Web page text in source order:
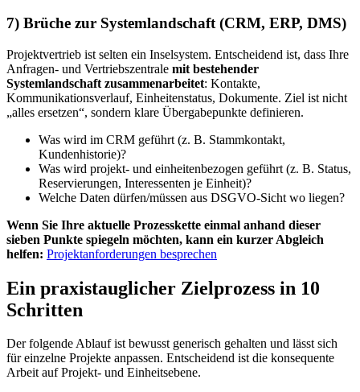
7) Brüche zur Systemlandschaft (CRM, ERP, DMS)
Projektvertrieb ist selten ein Inselsystem. Entscheidend ist, dass Ihre
Anfragen- und Vertriebszentrale mit bestehender
Systemlandschaft zusammenarbeitet: Kontakte,
Kommunikationsverlauf, Einheitenstatus, Dokumente. Ziel ist nicht
„alles ersetzen“, sondern klare Übergabepunkte definieren.
Was wird im CRM geführt (z. B. Stammkontakt,
Kundenhistorie)?
Was wird projekt- und einheitenbezogen geführt (z. B. Status,
Reservierungen, Interessenten je Einheit)?
Welche Daten dürfen/müssen aus DSGVO-Sicht wo liegen?
Wenn Sie Ihre aktuelle Prozesskette einmal anhand dieser
sieben Punkte spiegeln möchten, kann ein kurzer Abgleich
helfen: Projektanforderungen besprechen
Ein praxistauglicher Zielprozess in 10
Schritten
Der folgende Ablauf ist bewusst generisch gehalten und lässt sich
für einzelne Projekte anpassen. Entscheidend ist die konsequente
Arbeit auf Projekt- und Einheitsebene.